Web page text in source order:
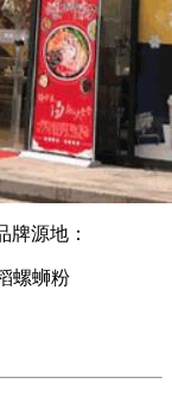
牌源地：
螺蛳粉